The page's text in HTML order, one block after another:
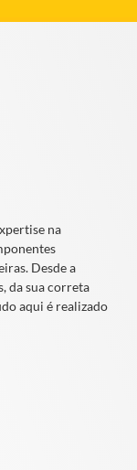
na
Desde a
da sua correta
aqui é realizado